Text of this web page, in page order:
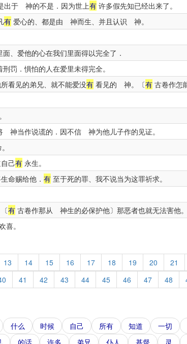
出于 神的不是．因为世上有 许多假先知已经出来了。
有 爱心的、都是由 神而生、并且认识 神。
、爱他的心在我们里面得以完全了．
罚．惧怕的人在爱里未得完全。
看见的弟兄、就不能爱没有 看见的 神。〔有 古卷作怎
神当作说谎的．因不信 神为他儿子作的见证。
己有 永生。
命赐给他． 有 至于死的罪、我不说当为这罪祈求。
有 古卷作那从 神生的必保护他〕那恶者也就无法害他。
喜。
13 14 15 16 17 18 19 20 21
41 42 43 44 45 46 47 48
什么 时候 自己 所有 知道 一切
的话 许多 弟兄 仆人 基督 灵